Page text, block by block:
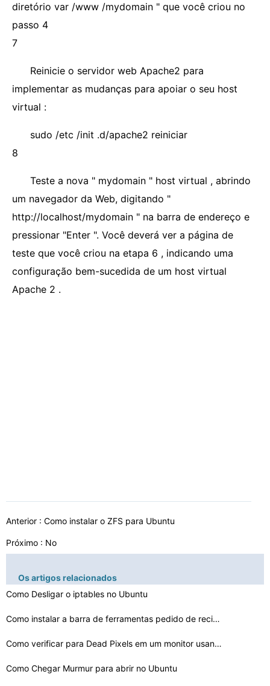
diretório var /www /mydomain " que você criou no
passo 4
7
Reinicie o servidor web Apache2 para
implementar as mudanças para apoiar o seu host
virtual :
sudo /etc /init .d/apache2 reiniciar
8
Teste a nova " mydomain " host virtual , abrindo
um navegador da Web, digitando "
http://localhost/mydomain " na barra de endereço e
pressionar "Enter ". Você deverá ver a página de
teste que você criou na etapa 6 , indicando uma
configuração bem-sucedida de um host virtual
Apache 2 .
Anterior : Como instalar o ZFS para Ubuntu
Próximo : No
Os artigos relacionados
Como Desligar o iptables no Ubuntu
Como instalar a barra de ferramentas pedido de recibo T…
Como verificar para Dead Pixels em um monitor usando o …
Como Chegar Murmur para abrir no Ubuntu